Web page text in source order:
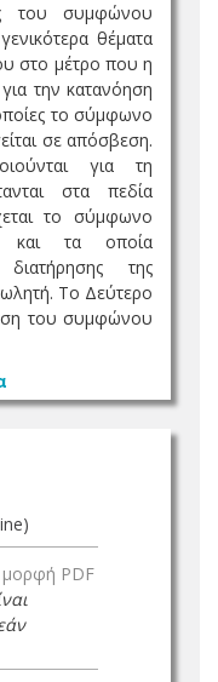
του συμφώνου
θέματα
στο μέτρο που η
την κατανόηση
το σύμφωνο
σε απόσβεση.
για τη
στα πεδία
το σύμφωνο
και τα οποία
της
Το Δεύτερο
του συμφώνου
μορφή PDF